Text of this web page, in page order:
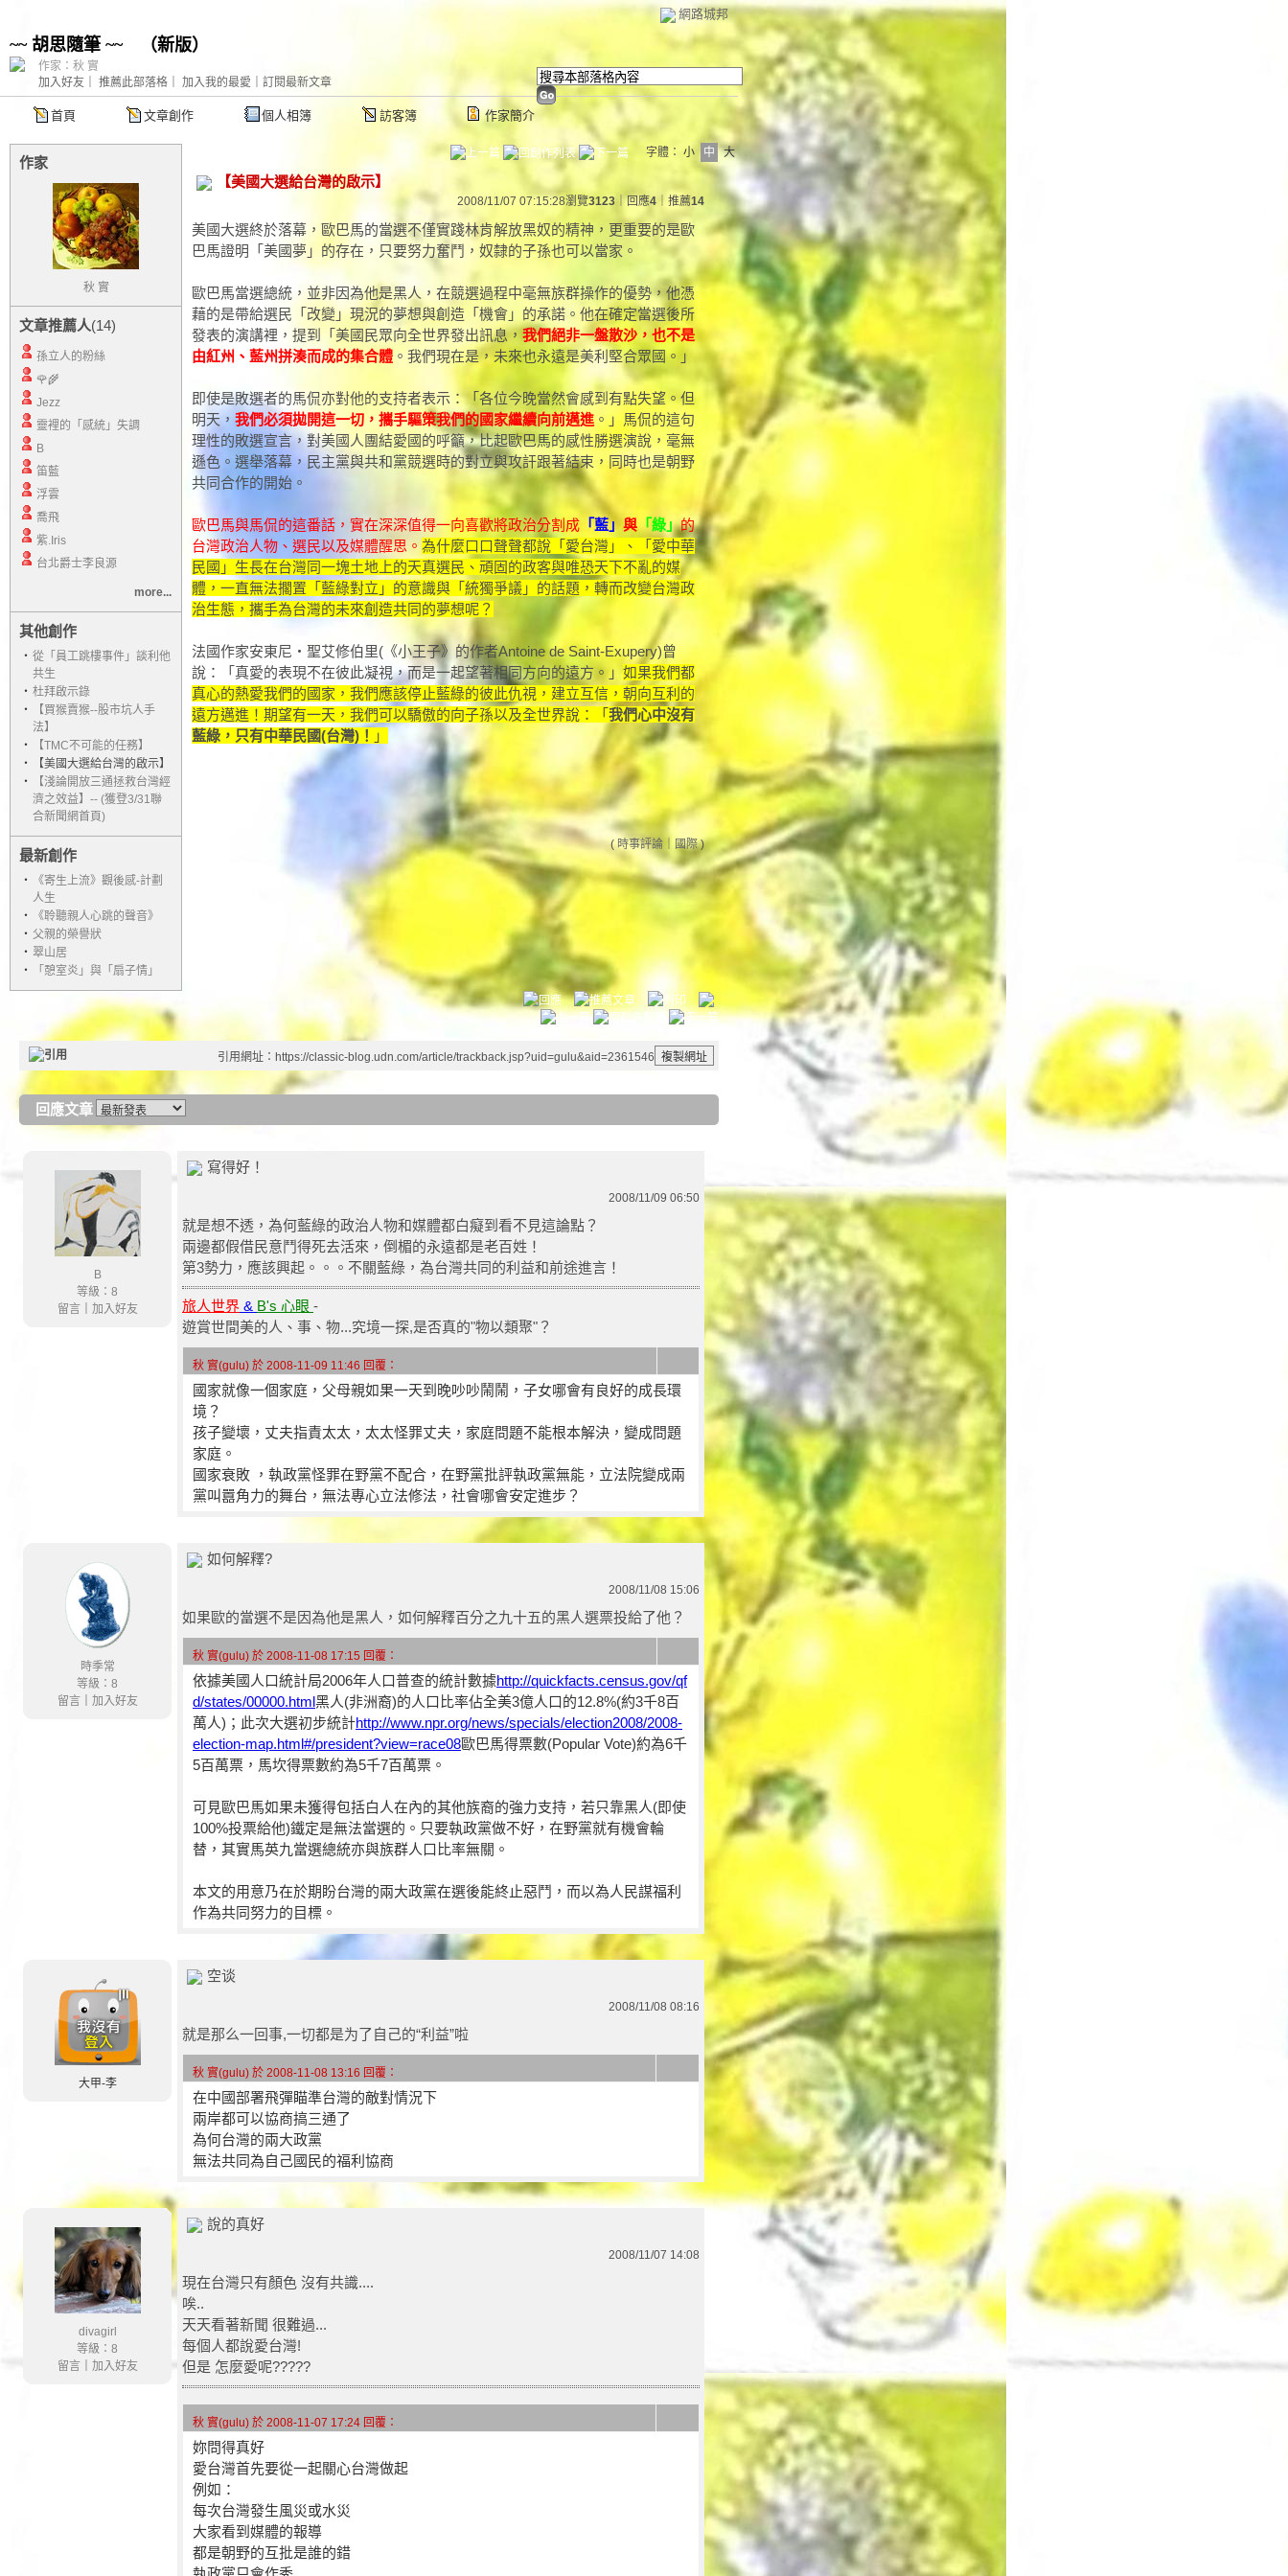
網路城邦
~~ 胡思隨筆 ~~（新版）
首頁 文章創作 個人相簿 訪客簿 作家簡介
加入好友 推薦此部落格 加入我的最愛 訂閱最新文章
作家：秋 實
作家
秋 實
文章推薦人(14)
孫立人的粉絲
🌹🌾
Jezz
靈裡的「感統」失調
B
笛藍
浮雲
喬飛
紫.Iris
台北爵士李良源
more...
其他創作
‧ 從「員工跳樓事件」談利他
共生
‧ 杜拜啟示錄
‧
【買猴賣猴--股市坑人手
法】
‧
【TMC不可能的任務】
‧
【美國大選給台灣的啟示】
‧
【淺論開放三通拯救台灣經
濟之效益】-- (獲登3/31聯
合新聞網首頁)
最新創作
‧
《寄生上流》觀後感-計劃
人生
‧
《聆聽親人心跳的聲音》
‧ 父親的榮譽狀
‧ 翠山居
‧
「憩室炎」與「扇子情」
字體： 小 中 大
【美國大選給台灣的啟示】
2008/11/07 07:15:28瀏覽3123 ｜回應4 ｜推薦14
美國大選終於落幕，歐巴馬的當選不僅實踐林肯解放黑奴的精神，更重要的是歐
巴馬證明「美國夢」的存在，只要努力奮鬥，奴隸的子孫也可以當家。
歐巴馬當選總統，並非因為他是黑人，在競選過程中毫無族群操作的優勢，他憑
藉的是帶給選民「改變」現況的夢想與創造「機會」的承諾。他在確定當選後所
發表的演講裡，提到「美國民眾向全世界發出訊息， 我們絕非一盤散沙，也不是
由紅州、藍州拼湊而成的集合體 。我們現在是，未來也永遠是美利堅合眾國。」
即使是敗選者的馬侃亦對他的支持者表示：「各位今晚當然會感到有點失望。但
明天， 我們必須拋開這一切，攜手驅策我們的國家繼續向前邁進 。」馬侃的這句
理性的敗選宣言，對美國人團結愛國的呼籲，比起歐巴馬的感性勝選演說，毫無
遜色。選舉落幕，民主黨與共和黨競選時的對立與攻訐跟著結束，同時也是朝野
共同合作的開始。
歐巴馬與馬侃的這番話，實在深深值得一向喜歡將政治分割成 「藍」 與 「綠」的
台灣政治人物、選民以及媒體醒思。 為什麼口口聲聲都說「愛台灣」、「愛中華
民國」生長在台灣同一塊土地上的天真選民、頑固的政客與唯恐天下不亂的媒
體，一直無法擱置「藍綠對立」的意識與「統獨爭議」的話題，轉而改變台灣政
治生態，攜手為台灣的未來創造共同的夢想呢？
法國作家安東尼‧聖艾修伯里(《小王子》的作者Antoine de Saint-Exupery)曾
說：「真愛的表現不在彼此凝視，而是一起望著相同方向的遠方。」如果我們都
真心的熱愛我們的國家，我們應該停止藍綠的彼此仇視，建立互信，朝向互利的
遠方邁進！期望有一天，我們可以驕傲的向子孫以及全世界說：「 我們心中沒有
藍綠，只有中華民國(台灣)！ 」
(時事評論 國際)
引用網址：https://classic-blog.udn.com/article/trackback.jsp?uid=gulu&aid=2361546
回應文章
B
等級：8
留言｜ 加入好友
寫得好！
2008/11/09 06:50
就是想不透，為何藍綠的政治人物和媒體都白癡到看不見這論點？
兩邊都假借民意鬥得死去活來，倒楣的永遠都是老百姓！
第3勢力，應該興起。。。不關藍綠，為台灣共同的利益和前途進言！
旅人世界 & B's 心眼 -
遊賞世間美的人、事、物...究境一探,是否真的"物以類聚"？
秋 實(gulu) 於 2008-11-09 11:46 回覆：
國家就像一個家庭，父母親如果一天到晚吵吵鬧鬧，子女哪會有良好的成長環
境？
孩子變壞，丈夫指責太太，太太怪罪丈夫，家庭問題不能根本解決，變成問題
家庭。
國家衰敗 ，執政黨怪罪在野黨不配合，在野黨批評執政黨無能，立法院變成兩
黨叫囂角力的舞台，無法專心立法修法，社會哪會安定進步？
時季常
等級：8
留言｜ 加入好友
如何解釋?
2008/11/08 15:06
如果歐的當選不是因為他是黑人，如何解釋百分之九十五的黑人選票投給了他？
秋 實(gulu) 於 2008-11-08 17:15 回覆：
依據美國人口統計局2006年人口普查的統計數據http://quickfacts.census.gov/qf
d/states/00000.html黑人(非洲裔)的人口比率佔全美3億人口的12.8%(約3千8百
萬人)；此次大選初步統計http://www.npr.org/news/specials/election2008/2008-
election-map.html#/president?view=race08歐巴馬得票數(Popular Vote)約為6千
5百萬票，馬坎得票數約為5千7百萬票。
可見歐巴馬如果未獲得包括白人在內的其他族裔的強力支持，若只靠黑人(即使
100%投票給他)鐵定是無法當選的。只要執政黨做不好，在野黨就有機會輪
替，其實馬英九當選總統亦與族群人口比率無關。
本文的用意乃在於期盼台灣的兩大政黨在選後能終止惡鬥，而以為人民謀福利
作為共同努力的目標。
大甲-李
空谈
2008/11/08 08:16
就是那么一回事,一切都是为了自己的“利益”啦
秋 實(gulu) 於 2008-11-08 13:16 回覆：
在中國部署飛彈瞄準台灣的敵對情況下
兩岸都可以協商搞三通了
為何台灣的兩大政黨
無法共同為自己國民的福利協商
divagirl
等級：8
留言｜ 加入好友
說的真好
2008/11/07 14:08
現在台灣只有顏色 沒有共識....
唉..
天天看著新聞 很難過...
每個人都說愛台灣!
但是 怎麼愛呢?????
秋 實(gulu) 於 2008-11-07 17:24 回覆：
妳問得真好
愛台灣首先要從一起關心台灣做起
例如：
每次台灣發生風災或水災
大家看到媒體的報導
都是朝野的互批是誰的錯